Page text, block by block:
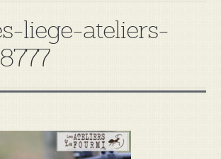
liege-ateliers-